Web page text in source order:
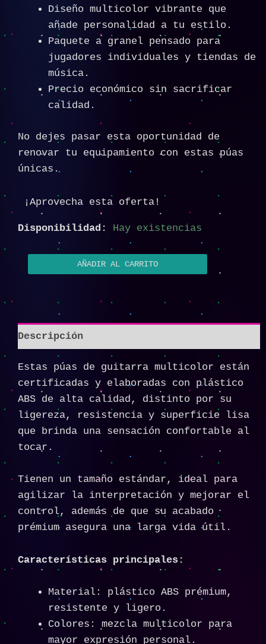
Diseño multicolor vibrante que
añade personalidad a tu estilo.
Paquete a granel pensado para
jugadores individuales y tiendas de
música.
Precio económico sin sacrificar
calidad.
No dejes pasar esta oportunidad de
renovar tu equipamiento con estas púas
únicas.
¡Aprovecha esta oferta!
Disponibilidad: Hay existencias
AÑADIR AL CARRITO
Descripción
Estas púas de guitarra multicolor están
certificadas y elaboradas con plástico
ABS de alta calidad, distinto por su
ligereza, resistencia y superficie lisa
que brinda una sensación confortable al
tocar.
Tienen un tamaño estándar, ideal para
agilizar la interpretación y mejorar el
control, además de que su acabado
prémium asegura una larga vida útil.
Características principales:
Material: plástico ABS prémium,
resistente y ligero.
Colores: mezcla multicolor para
mayor expresión personal.